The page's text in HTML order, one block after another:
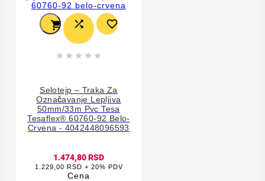
  
    
Selotejp – Traka Za
Označavanje Lepljiva
50mm/33m Pvc Tesa
Tesaflex® 60760-92 Belo-
Crvena - 4042448096593
1.474,80 RSD
1.229,00 RSD + 20% PDV
Cena